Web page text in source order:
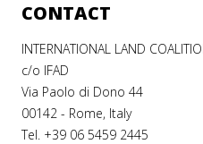
CONTACT
INTERNATIONAL LAND
c/o IFAD
Via Paolo di Dono 44
00142 - Rome, Italy
Tel. +39 06 5459 2445